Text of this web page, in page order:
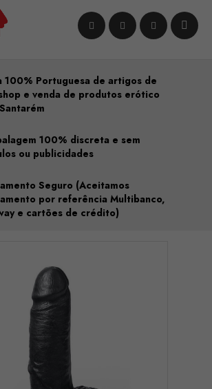
100% Portuguesa de artigos de
e venda de produtos erótico
100% discreta e sem
ou publicidades
Seguro (Aceitamos
por referência Multibanco,
e cartões de crédito)